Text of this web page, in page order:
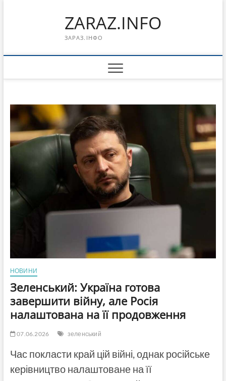
ZARAZ.INFO
ЗАРАЗ.ІНФО
НОВИНИ
Зеленський: Україна готова
завершити війну, але Росія
налаштована на її продовження
07.06.2026 зеленський
Час покласти край цій війні, однак російське
керівництво налаштоване на її